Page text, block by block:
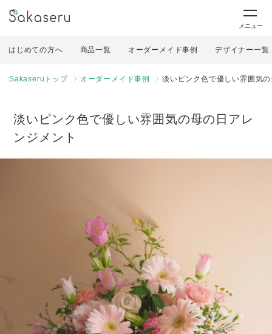
メニュー
はじめての方へ 商品一覧 オーダーメイド事例 デザイナー一覧
Sakaseruトップ オーダーメイド事例 淡いピンク色で優しい雰囲気
淡いピンク色で優しい雰囲気の母の日アレ
ンジメント